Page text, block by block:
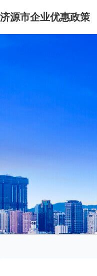
济源市企业优惠政策